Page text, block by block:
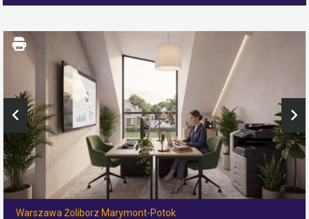
Warszawa Żoliborz Marymont-Potok